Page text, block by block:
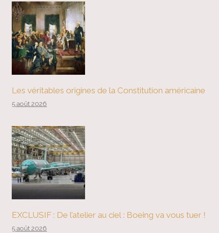
Les véritables origines de la Constitution américaine
5 août 2026
EXCLUSIF : De l’atelier au ciel : Boeing va vous tuer !
5 août 2026